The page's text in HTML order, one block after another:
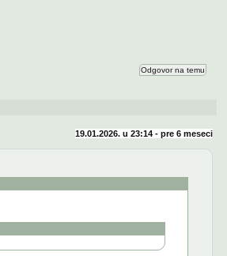
Odgovor na temu
19.01.2026. u 23:14 - pre 6 meseci